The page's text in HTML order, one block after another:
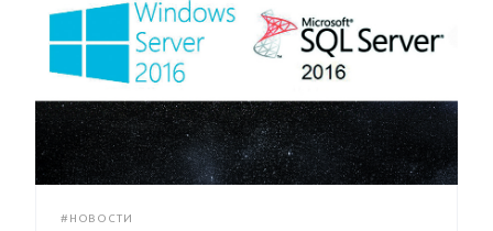
#НОВОСТИ